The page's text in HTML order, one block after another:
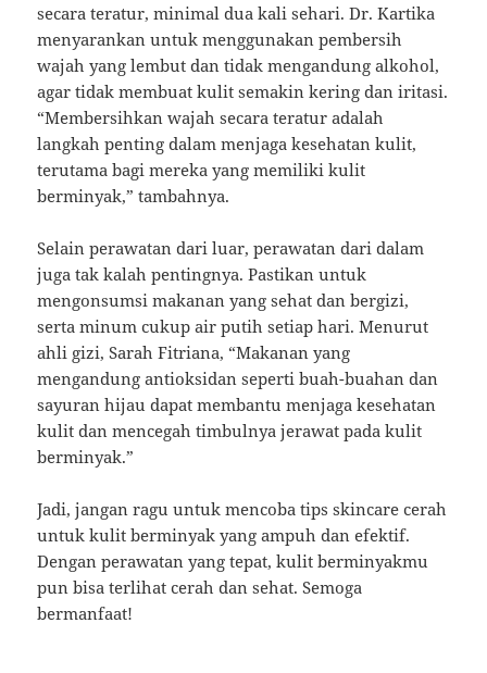
secara teratur, minimal dua kali sehari. Dr. Kartika
menyarankan untuk menggunakan pembersih
wajah yang lembut dan tidak mengandung alkohol,
agar tidak membuat kulit semakin kering dan iritasi.
“Membersihkan wajah secara teratur adalah
langkah penting dalam menjaga kesehatan kulit,
terutama bagi mereka yang memiliki kulit
berminyak,” tambahnya.
Selain perawatan dari luar, perawatan dari dalam
juga tak kalah pentingnya. Pastikan untuk
mengonsumsi makanan yang sehat dan bergizi,
serta minum cukup air putih setiap hari. Menurut
ahli gizi, Sarah Fitriana, “Makanan yang
mengandung antioksidan seperti buah-buahan dan
sayuran hijau dapat membantu menjaga kesehatan
kulit dan mencegah timbulnya jerawat pada kulit
berminyak.”
Jadi, jangan ragu untuk mencoba tips skincare cerah
untuk kulit berminyak yang ampuh dan efektif.
Dengan perawatan yang tepat, kulit berminyakmu
pun bisa terlihat cerah dan sehat. Semoga
bermanfaat!